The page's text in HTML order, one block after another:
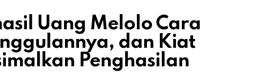
Uang Melolo Cara
dan Kiat
Penghasilan